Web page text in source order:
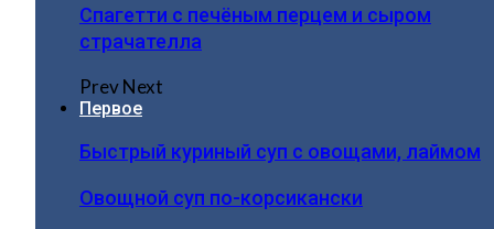
Спагетти с печёным перцем и сыром
страчателла
PrevNext
Первое
Быстрый куриный суп с овощами, лаймом
Овощной суп по-корсикански